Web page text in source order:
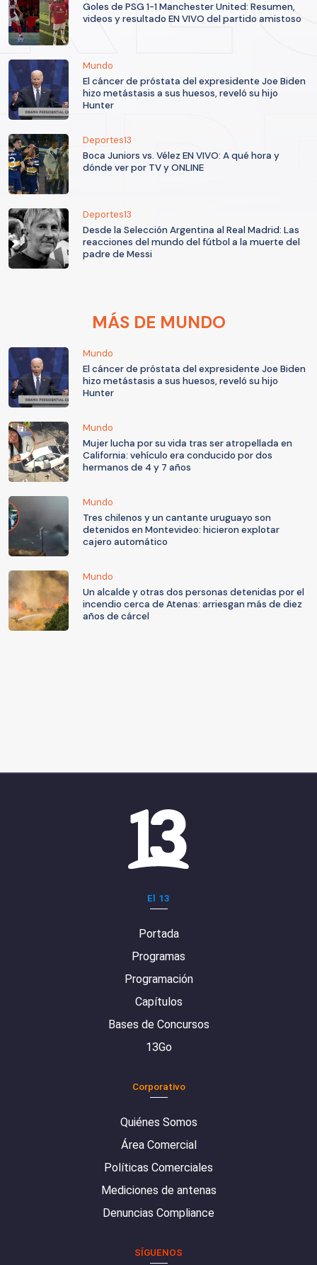
Goles de PSG 1-1 Manchester United: Resumen,
videos y resultado EN VIVO del partido amistoso
Mundo
El cáncer de próstata del expresidente Joe Biden
hizo metástasis a sus huesos, reveló su hijo
Hunter
Deportes13
Boca Juniors vs. Vélez EN VIVO: A qué hora y
dónde ver por TV y ONLINE
Deportes13
Desde la Selección Argentina al Real Madrid: Las
reacciones del mundo del fútbol a la muerte del
padre de Messi
MÁS DE MUNDO
Mundo
El cáncer de próstata del expresidente Joe Biden
hizo metástasis a sus huesos, reveló su hijo
Hunter
Mundo
Mujer lucha por su vida tras ser atropellada en
California: vehículo era conducido por dos
hermanos de 4 y 7 años
Mundo
Tres chilenos y un cantante uruguayo son
detenidos en Montevideo: hicieron explotar
cajero automático
Mundo
Un alcalde y otras dos personas detenidas por el
incendio cerca de Atenas: arriesgan más de diez
años de cárcel
El 13
Portada
Programas
Programación
Capítulos
Bases de Concursos
13Go
Corporativo
Quiénes Somos
Área Comercial
Políticas Comerciales
Mediciones de antenas
Denuncias Compliance
SÍGUENOS